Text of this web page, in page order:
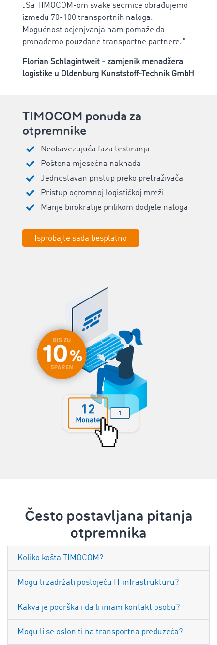
„Sa TIMOCOM-om svake sedmice obrađujemo
između 70-100 transportnih naloga.
Mogućnost ocjenjvanja nam pomaže da
pronađemo pouzdane transportne partnere."
Florian Schlagintweit - zamjenik menadžera
logistike u Oldenburg Kunststoff-Technik GmbH
TIMOCOM ponuda za
otpremnike
Neobavezujuća faza testiranja
Poštena mjesećna naknada
Jednostavan pristup preko pretraživača
Pristup ogromnoj logističkoj mreži
Manje birokratije prilikom dodjele naloga
Isprobajte sada besplatno
Često postavljana pitanja
otpremnika
‌Koliko košta TIMOCOM?
Mogu li zadržati postojeću IT infrastrukturu?
Kakva je podrška i da li imam kontakt osobu?
Mogu li se osloniti na transportna preduzeća?